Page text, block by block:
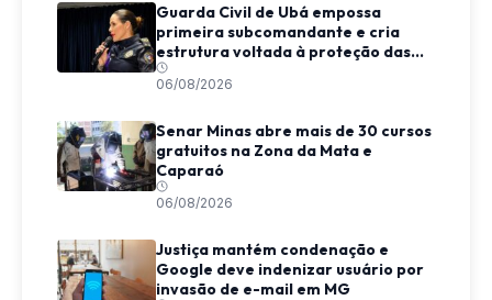
Guarda Civil de Ubá empossa
primeira subcomandante e cria
estrutura voltada à proteção das
mulheres
06/08/2026
Senar Minas abre mais de 30 cursos
gratuitos na Zona da Mata e
Caparaó
06/08/2026
Justiça mantém condenação e
Google deve indenizar usuário por
invasão de e-mail em MG